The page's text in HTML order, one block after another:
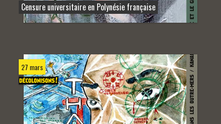
Censure universitaire en Polynésie française
27 mars